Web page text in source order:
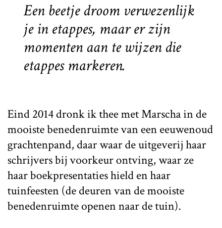
Een beetje droom verwezenlijk
je in etappes, maar er zijn
momenten aan te wijzen die
etappes markeren.
Eind 2014 dronk ik thee met Marscha in de
mooiste benedenruimte van een eeuwenoud
grachtenpand, daar waar de uitgeverij haar
schrijvers bij voorkeur ontving, waar ze
haar boekpresentaties hield en haar
tuinfeesten (de deuren van de mooiste
benedenruimte openen naar de tuin).